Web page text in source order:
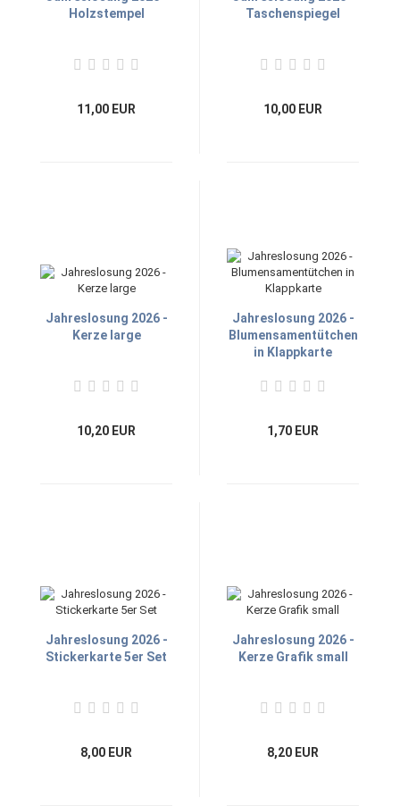
Holzstempel
11,00 EUR
Taschenspiegel
10,00 EUR
Jahreslosung 2026 -
Kerze large
10,20 EUR
Jahreslosung 2026 -
Blumensamentütchen
in Klappkarte
1,70 EUR
Jahreslosung 2026 -
Stickerkarte 5er Set
8,00 EUR
Jahreslosung 2026 -
Kerze Grafik small
8,20 EUR